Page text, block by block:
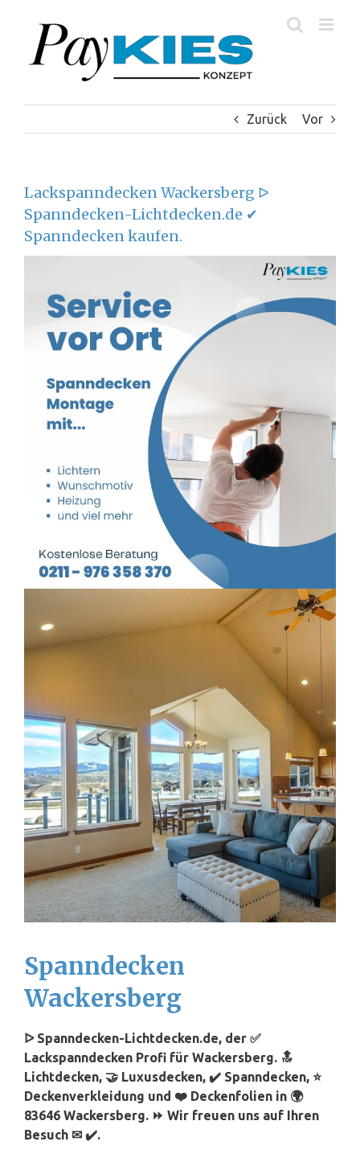
springen
Zurück Vor
Lackspanndecken Wackersberg ᐅ
Spanndecken-Lichtdecken.de ✔
Spanndecken kaufen.
Spanndecken
Wackersberg
ᐅ Spanndecken-Lichtdecken.de, der ✅
Lackspanndecken Profi für Wackersberg. 🔝
Lichtdecken, 🤝 Luxusdecken, ✔️ Spanndecken, ⭐
Deckenverkleidung und ❤️ Deckenfolien in 🌍
83646 Wackersberg. ⏩ Wir freuen uns auf Ihren
Besuch ✉ ✔️.